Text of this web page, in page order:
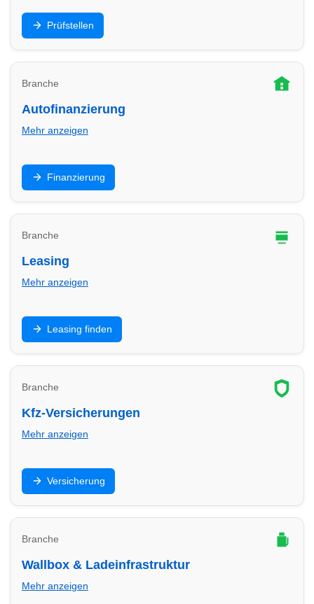
HU/AU, Eintragung, Sicherheitschecks: Finde
Prüfstellen in Worms und plane Termine für
Hauptuntersuchung & Gutachten.
Prüfstellen
Branche
Autofinanzierung
Mehr anzeigen
Ratenkredit, Ballonfinanzierung oder
Händlerfinanzierung: Vergleiche Angebote in Worms
und finde passende Partner für dein Budget.
Finanzierung
Branche
Leasing
Mehr anzeigen
Privat- oder Gewerbeleasing: Finde Leasinganbieter
in Worms und vergleiche Laufzeit, Rate, Kilometer und
Service.
Leasing finden
Branche
Kfz-Versicherungen
Mehr anzeigen
Haftpflicht, Teilkasko, Vollkasko: Finde
Versicherungsberater in Worms und optimiere Preis,
Leistungen und Selbstbeteiligung.
Versicherung
Branche
Wallbox & Ladeinfrastruktur
Mehr anzeigen